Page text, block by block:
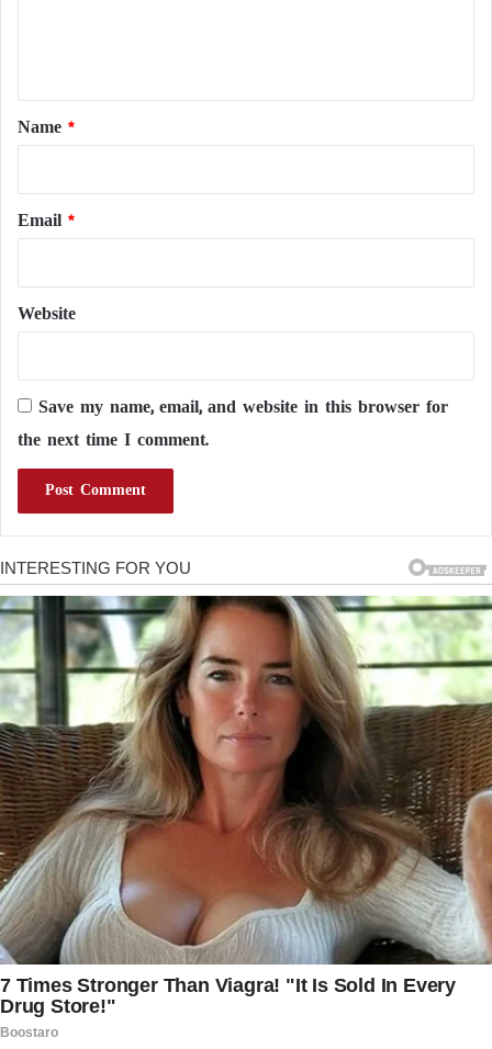
*
Name *
Email *
Website
Save my name, email, and website in this browser for
the next time I comment.